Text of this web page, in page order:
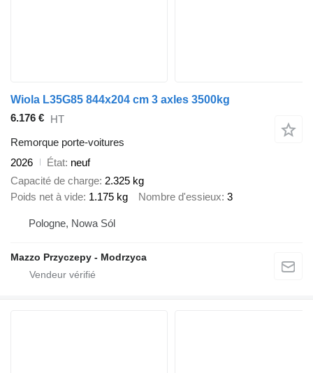
Wiola L35G85 844x204 cm 3 axles 3500kg
6.176 € HT
Remorque porte-voitures
2026
État neuf
Capacité de charge 2.325 kg
Poids net à vide 1.175 kg Nombre d'essieux 3
Pologne, Nowa Sól
Mazzo Przyczepy - Modrzyca